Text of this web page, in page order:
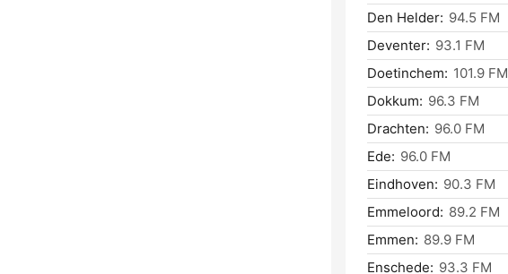
Den Helder: 94.5 FM
Deventer: 93.1 FM
Doetinchem: 101.9 FM
Dokkum: 96.3 FM
Drachten: 96.0 FM
Ede: 96.0 FM
Eindhoven: 90.3 FM
Emmeloord: 89.2 FM
Emmen: 89.9 FM
Enschede: 93.3 FM